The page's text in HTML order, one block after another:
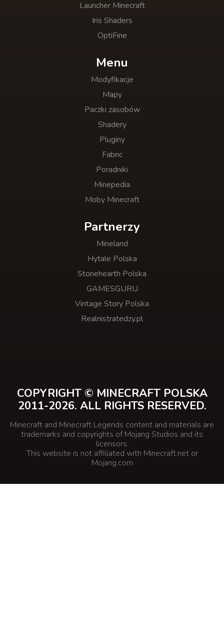
Launcher Minecraft
Iris Shaders
OptiFine
Menu
Modyfikacje
Mapy
Paczki zasobów
Shadery
Pluginy
Fabric
Poradniki
Minepedia
Moby Minecraft
Partnerzy
Mineland
Hytale Polska
Stonehearth Polska
GAMESGURU
Vintage Story Polska
Realnistratedzy.pl
COPYRIGHT © MINECRAFT POLSKA
2011-2026. ALL RIGHTS RESERVED.
Minecraft and Minecraft Legends content and materials are
trademarks and copyrights of Mojang Studios and its
licensors.
This website is not affiliated with Minecraft.net or
Mojang.com